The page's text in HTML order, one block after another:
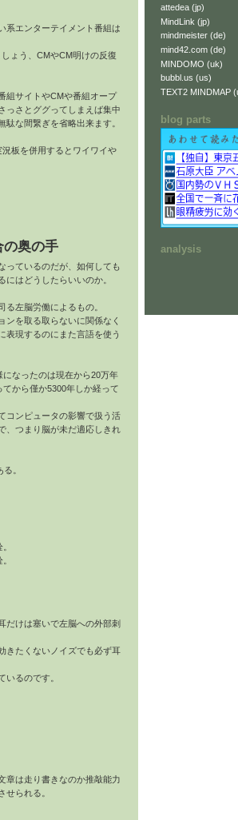
系エンターテイメント番組は
ょう、CMやCM明けの反復
組サイトやCMや番組オープ
っさとググってしまえば集中
な間繋ぎを省略出来ます。
板を併用するとワイワイや
の奥の手
っているのだが、如何しても
はどうしたらいいのか。
左脳労働によるもの。
ンを取る取らないに関係なく
表現するのにまた言語を使う
になったのは現在から20万年
から僅か5300年しか経って
コンピュータの影響で扱う活
、つまり脳が未だ適応しきれ
。
だけは塞いで左脳への外部刺
きたくないノイズでも必ず耳
いるのです。
章は走り書きなのか推敲能力
せられる。
attedea (jp)
MindLink (jp)
mindmeister (de)
mind42.com (de)
MINDOMO (uk)
bubbl.us (us)
TEXT2 MINDMAP
blog parts
analysis